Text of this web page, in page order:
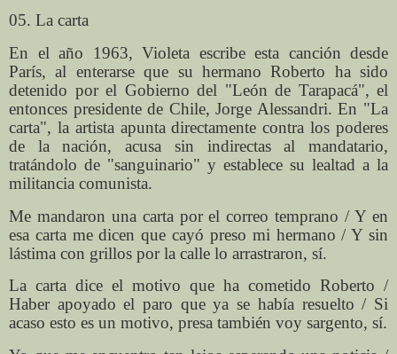
05. La carta
En el año 1963, Violeta escribe esta canción desde
París, al enterarse que su hermano Roberto ha sido
detenido por el Gobierno del "León de Tarapacá", el
entonces presidente de Chile, Jorge Alessandri. En "La
carta", la artista apunta directamente contra los poderes
de la nación, acusa sin indirectas al mandatario,
tratándolo de "sanguinario" y establece su lealtad a la
militancia comunista.
Me mandaron una carta por el correo temprano / Y en
esa carta me dicen que cayó preso mi hermano / Y sin
lástima con grillos por la calle lo arrastraron, sí.
La carta dice el motivo que ha cometido Roberto /
Haber apoyado el paro que ya se había resuelto / Si
acaso esto es un motivo, presa también voy sargento, sí.